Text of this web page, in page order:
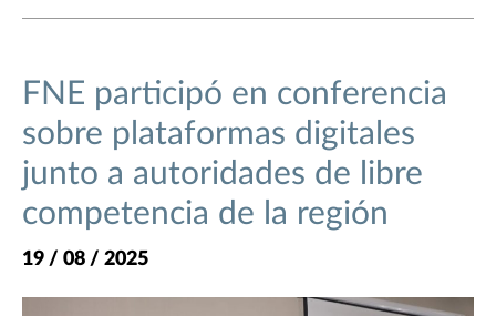
FNE participó en conferencia
sobre plataformas digitales
junto a autoridades de libre
competencia de la región
19 / 08 / 2025